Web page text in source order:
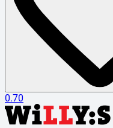
0.70